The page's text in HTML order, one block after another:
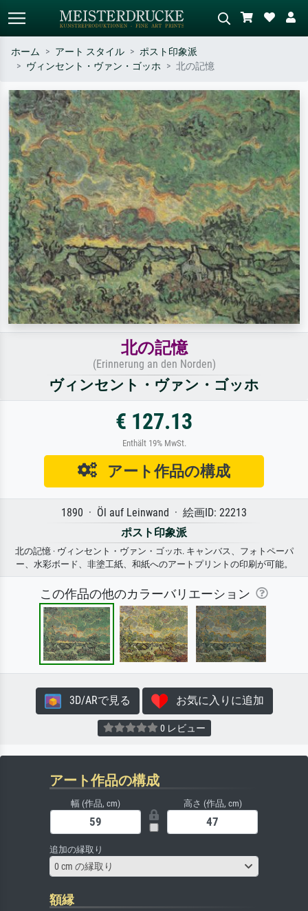
作家名・作品名・スタイルで検索
– 例：モネ、星月夜、印象派、北
斎の波、ヌード。
シーンを説明してください – 例：
緑の草原、赤の多い抽象画、暗い
油絵、木のそばの立ち姿のヌー
ド。
ホーム アート スタイル
ポスト印象派
ヴィンセント・ヴァン・ゴッホ
北の記憶
北の記憶
(Erinnerung an den Norden)
ヴィンセント・ヴァン・ゴッホ
€ 127.13
Enthält 19% MwSt.
アート作品の構成
1890 · Öl auf Leinwand · 絵画ID: 22213
ポスト印象派
北の記憶 · ヴィンセント・ヴァン・ゴッホ. キャンバス、フォトペーパ
ー、水彩ボード、非塗工紙、和紙へのアートプリントの印刷が可能。
この作品の他のカラーバリエーション
3D/ARで見る お気に入りに追加
0 レビュー
アート作品の構成
幅 (作品, cm) 高さ (作品, cm)
追加の縁取り
0 cm の縁取り
額縁